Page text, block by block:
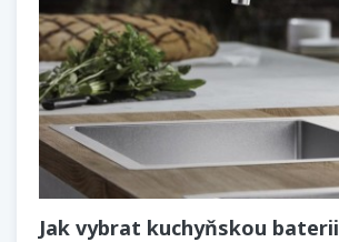
Jak vybrat kuchyňskou baterii